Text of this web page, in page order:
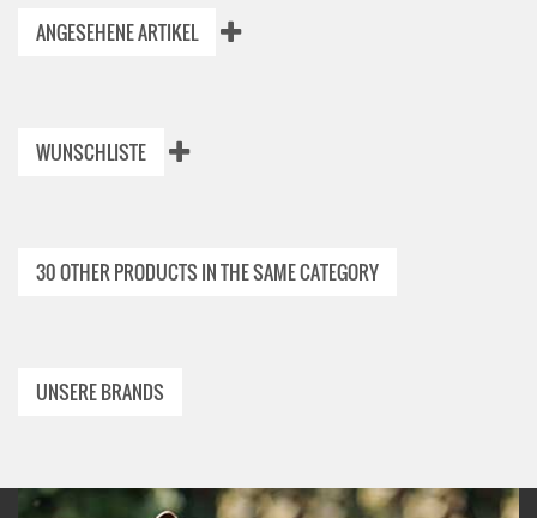
ANGESEHENE ARTIKEL
WUNSCHLISTE
30 OTHER PRODUCTS IN THE SAME CATEGORY
UNSERE BRANDS